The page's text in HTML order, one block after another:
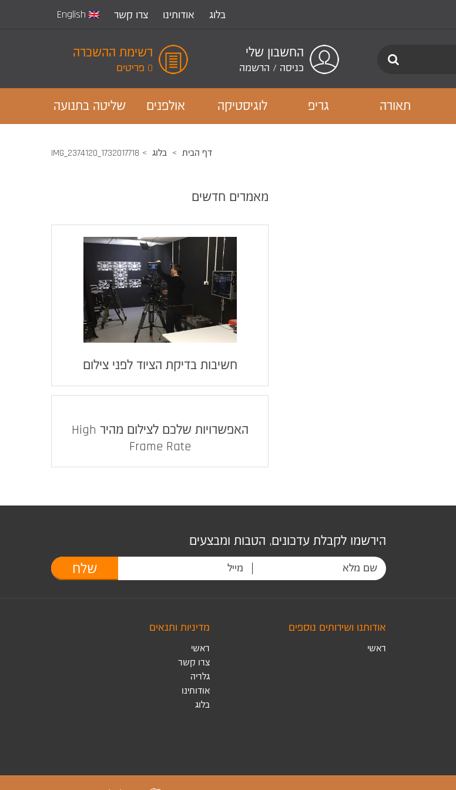
בלוג אודותינו צרו קשר English
החשבון שלי
כניסה / הרשמה
רשימת ההשכרה
0 פריטים
תאורה גריפ לוגיסטיקה אולפנים שליטה בתנועה
דף הבית בלוג 1732017718_IMG_2374120
מאמרים חדשים
חשיבות בדיקת הציוד לפני צילום
האפשרויות שלכם לצילום מהיר High
Frame Rate
הירשמו לקבלת עדכונים, הטבות ומבצעים
שלח
אודותנו ושירותים נוספים
ראשי
מדיניות ותנאים
ראשי
צרו קשר
גלריה
אודותינו
בלוג